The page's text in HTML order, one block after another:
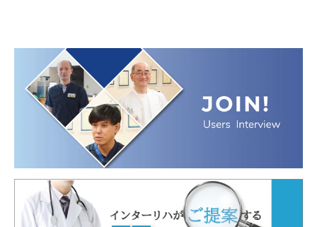
オンラインショップ
English